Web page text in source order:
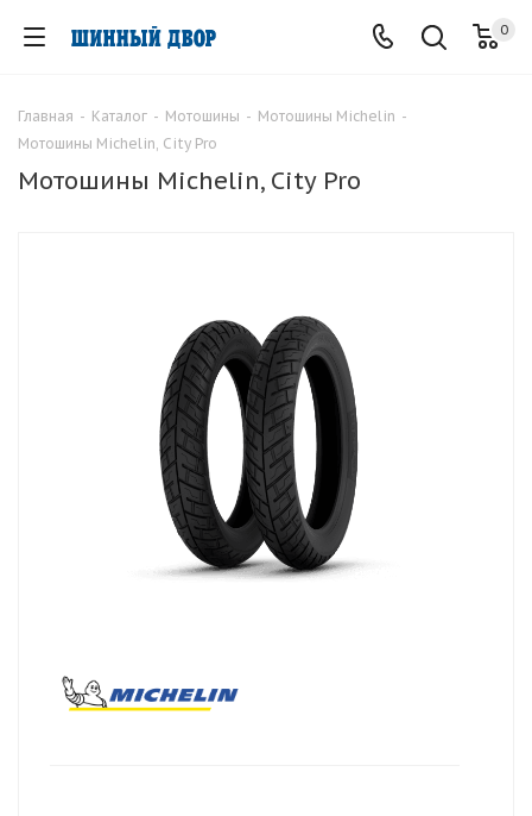
0
Главная - Каталог - Мотошины - Мотошины Michelin -
Мотошины Michelin, City Pro
Мотошины Michelin, City Pro